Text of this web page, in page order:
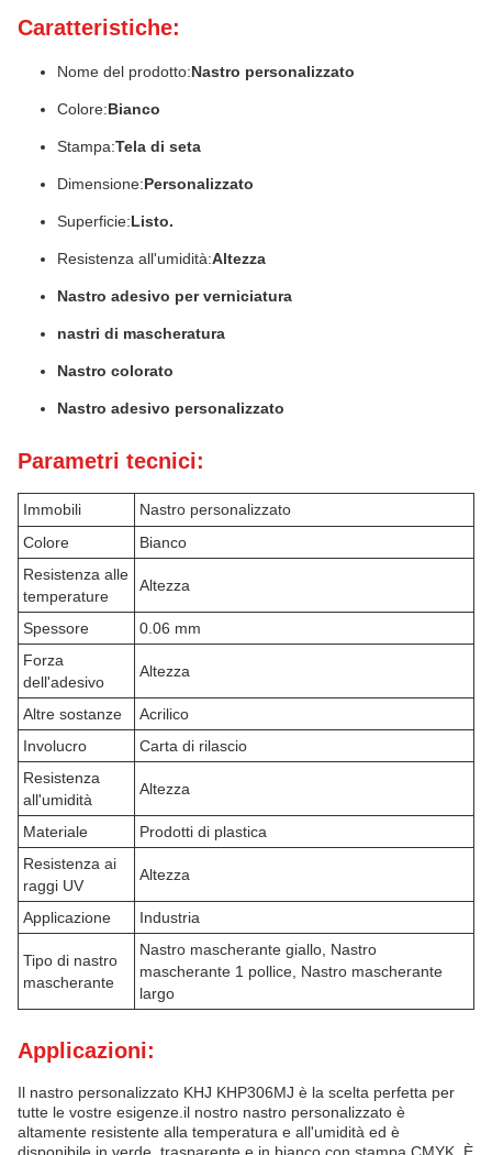
Caratteristiche:
Nome del prodotto:Nastro personalizzato
Colore:Bianco
Stampa:Tela di seta
Dimensione:Personalizzato
Superficie:Listo.
Resistenza all'umidità:Altezza
Nastro adesivo per verniciatura
nastri di mascheratura
Nastro colorato
Nastro adesivo personalizzato
Parametri tecnici:
Immobili
Nastro personalizzato
Colore
Bianco
Resistenza alle
temperature
Altezza
Spessore
0.06 mm
Forza
dell'adesivo
Altezza
Altre sostanze
Acrilico
Involucro
Carta di rilascio
Resistenza
all'umidità
Altezza
Materiale
Prodotti di plastica
Resistenza ai
raggi UV
Altezza
Applicazione Industria
Tipo di nastro
mascherante
Nastro mascherante giallo, Nastro
mascherante 1 pollice, Nastro mascherante
largo
Applicazioni:
Il nastro personalizzato KHJ KHP306MJ è la scelta perfetta per
tutte le vostre esigenze.il nostro nastro personalizzato è
altamente resistente alla temperatura e all'umidità ed è